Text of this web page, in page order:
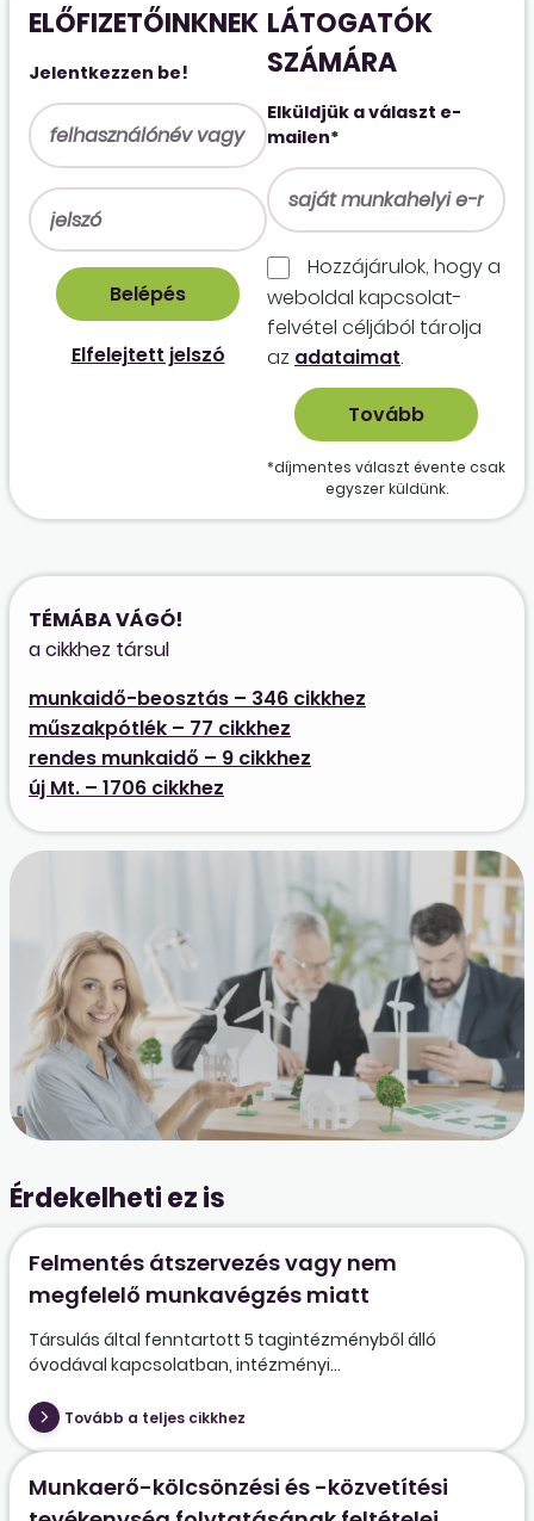
ELŐFIZETŐINKNEK
Jelentkezzen be!
Elfelejtett jelszó
LÁTOGATÓK
SZÁMÁRA
Elküldjük a választ e-
mailen*
Hozzájárulok, hogy a
weboldal kapcso­lat­
felvétel céljából tárolja
az adataimat.
*díjmentes választ évente csak
egyszer küldünk.
TÉMÁBA VÁGÓ!
a cikkhez társul
munkaidő-beosztás – 346 cikkhez
műszakpótlék – 77 cikkhez
rendes munkaidő – 9 cikkhez
új Mt. – 1706 cikkhez
Érdekelheti ez is
Felmentés átszervezés vagy nem
megfelelő munkavégzés miatt
Társulás által fenntartott 5 tagintézményből álló
óvodával kapcsolatban, intézményi...
Tovább a teljes cikkhez
Munkaerő-kölcsönzési és -közvetítési